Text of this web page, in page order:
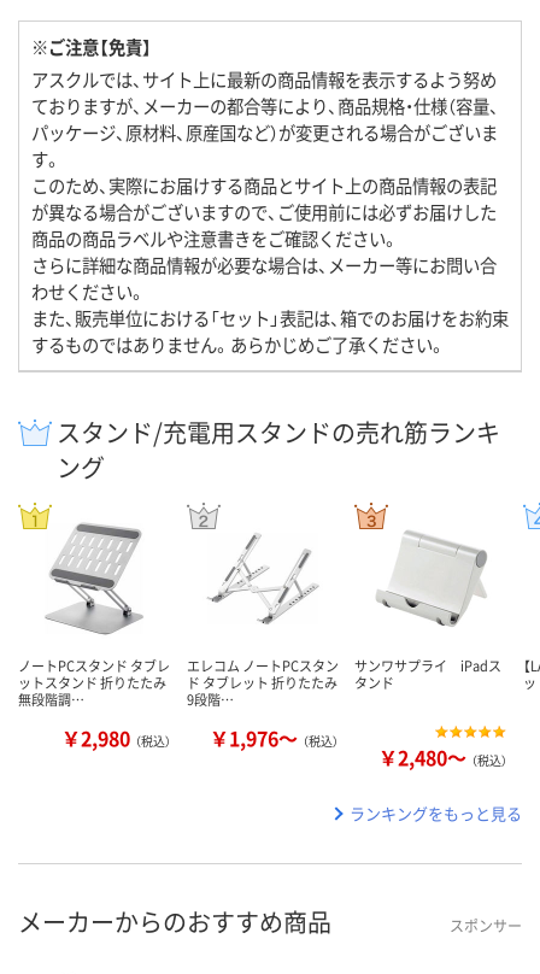
※ご注意【免責】
アスクルでは、サイト上に最新の商品情報を表示するよう努め
ておりますが、メーカーの都合等により、商品規格・仕様（容量、
パッケージ、原材料、原産国など）が変更される場合がございま
す。
このため、実際にお届けする商品とサイト上の商品情報の表記
が異なる場合がございますので、ご使用前には必ずお届けした
商品の商品ラベルや注意書きをご確認ください。
さらに詳細な商品情報が必要な場合は、メーカー等にお問い合
わせください。
また、販売単位における「セット」表記は、箱でのお届けをお約束
するものではありません。あらかじめご了承ください。
スタンド/充電用スタンドの売れ筋ランキ
ング
ノートPCスタンド タブレ
ットスタンド 折りたたみ
無段階調…
￥2,980 （税込）
エレコム ノートPCスタン
ド タブレット 折りたたみ
9段階…
￥1,976～ （税込）
サンワサプライ iPadス
タンド
￥2,480～ （税込）
ランキングをもっと見る
メーカーからのおすすめ商品 スポンサー